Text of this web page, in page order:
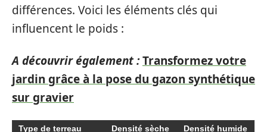
différences. Voici les éléments clés qui
influencent le poids :
A découvrir également :Transformez votre
jardin grâce à la pose du gazon synthétique
sur gravier
Type de terreau Densité sèche Densité humide